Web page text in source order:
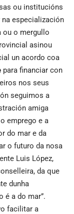
ou institucións
especialización
ou o mergullo
asinou
un acordo coa
para financiar con
nos seus
seguimos a
amiga
emprego e a
do mar e da
o futuro da nosa
Luis López,
da que
dunha
é a do mar”.
facilitar a